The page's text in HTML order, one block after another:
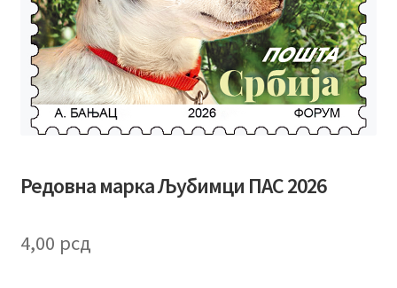
Редовна марка Љубимци ПАС 2026
4,00 рсд